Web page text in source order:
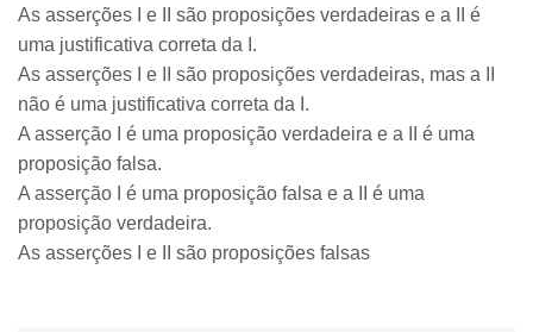
As asserções I e II são proposições verdadeiras e a II é
uma justificativa correta da I.
As asserções I e II são proposições verdadeiras, mas a II
não é uma justificativa correta da I.
A asserção I é uma proposição verdadeira e a II é uma
proposição falsa.
A asserção I é uma proposição falsa e a II é uma
proposição verdadeira.
As asserções I e II são proposições falsas